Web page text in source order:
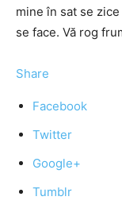
mine în sat se
se face. Vă rog
Share
Facebook
Twitter
Google+
Tumblr